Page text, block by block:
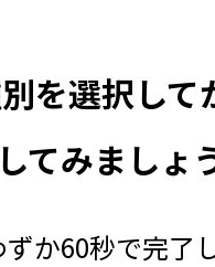
を選択して
てみましょ
か60秒で完了